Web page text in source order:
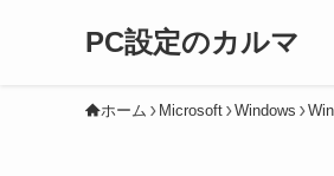
PC設定のカルマ
ホーム Microsoft Windows